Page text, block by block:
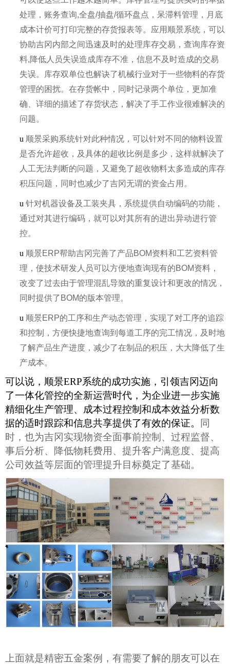
处理，账务查询,全盘/抽盘/循环盘点，呆滞料管理，月底
成本计价可打印完整的存货报表等。应用顺景系统，可以
协助吉冈内部之间迅速及时的处理库存交易，查询库存资
料,降低人员失误造成库存不准，信息不及时造成的交易
失误。库存双单位也解诀了机械行业对于一些物料的存货
管理的困扰。在存货帐中，同时记录两个单位，更加准
确、详细的描述了存货状态，解决了手工作业很难解决的
问题。
u 顺景采购系统针对此种情况，可以针对不同的物料设置
是否允许超收，及具体的超收比例是多少，这样就解决了
人工无法判断的问题，又避免了超收物料太多造成的库存
积压问题，同时也减少了吉冈无谓的资金占用。
u 针对机器设备及工装夹具，系统提供自动编码的功能，
通过对其进行编码，就可以对其所有的进出异动进行管
控。
u 顺景ERP帮助吉冈完善了产品BOM资料和工艺资料管
理，使技术研发人员可以方便地查询现有的BOM资料，
改变了过去由于管理混乱导致的重复设计和更改的情况，
同时提供了BOM的版本管理。
u 顺景ERP的工序和生产动态管理，实现了对工序的追踪
和控制，方便快捷地查询到每道工序的完工情况，及时地
了解产品生产进度，减少了在制品的积压，大大降低了生
产成本。
可以说，顺景ERP系统的成功实施，引领吉冈迈向
了一体化管控的全新运营时代，为企业进一步实施
精细化生产管理、成本过程控制和成本效益分析数
据的适时跟踪和信息共享提供了有效的保证。 同
时，也为吉冈实现物资全面事前控制、过程监督、
事后分析、降低物耗费用、提升客户满意度、提高
公司效益等层面的管理提升目标奠定了基础。
上面就是精密五金案例，有需要了解的朋友可以在